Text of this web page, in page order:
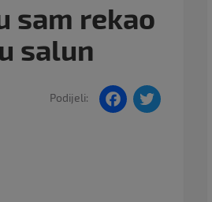
sam rekao
salun
Podijeli:
F